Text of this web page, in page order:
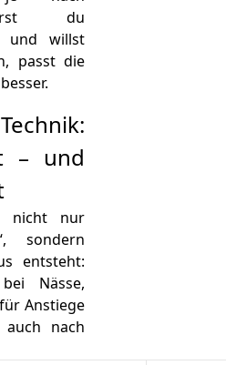
du
und willst
passt die
– und
nicht nur
sondern
entsteht:
Nässe,
Anstiege
nach